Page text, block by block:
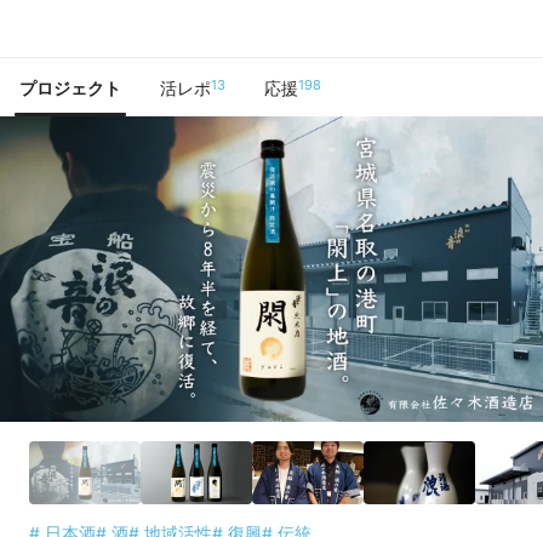
プロジェクト 活レポ13 応援198
# 日本酒# 酒# 地域活性# 復興# 伝統